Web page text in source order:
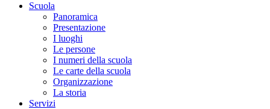
Scuola
Panoramica
Presentazione
I luoghi
Le persone
I numeri della scuola
Le carte della scuola
Organizzazione
La storia
Servizi